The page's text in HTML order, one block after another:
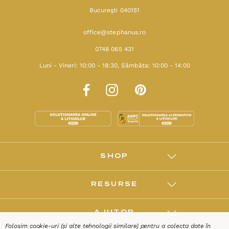
Bucureşti 040151
office@stephanus.ro
0748 065 431
Luni - Vineri: 10:00 - 18:30, Sâmbăta: 10:00 - 14:00
SHOP
RESURSE
AJUTOR
Folosim cookie-uri (și alte tehnologii similare) pentru a colecta date în